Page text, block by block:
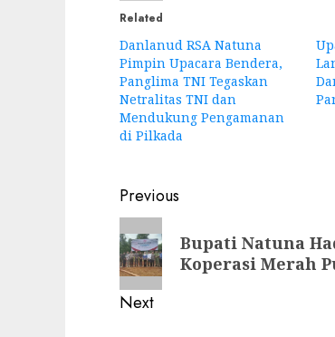
Related
Danlanud RSA Natuna
Pimpin Upacara Bendera,
Panglima TNI Tegaskan
Netralitas TNI dan
Mendukung Pengamanan
di Pilkada
Post
navigation
Previous
Previous
post:
Bupati Natuna
Koperasi Merah
Next